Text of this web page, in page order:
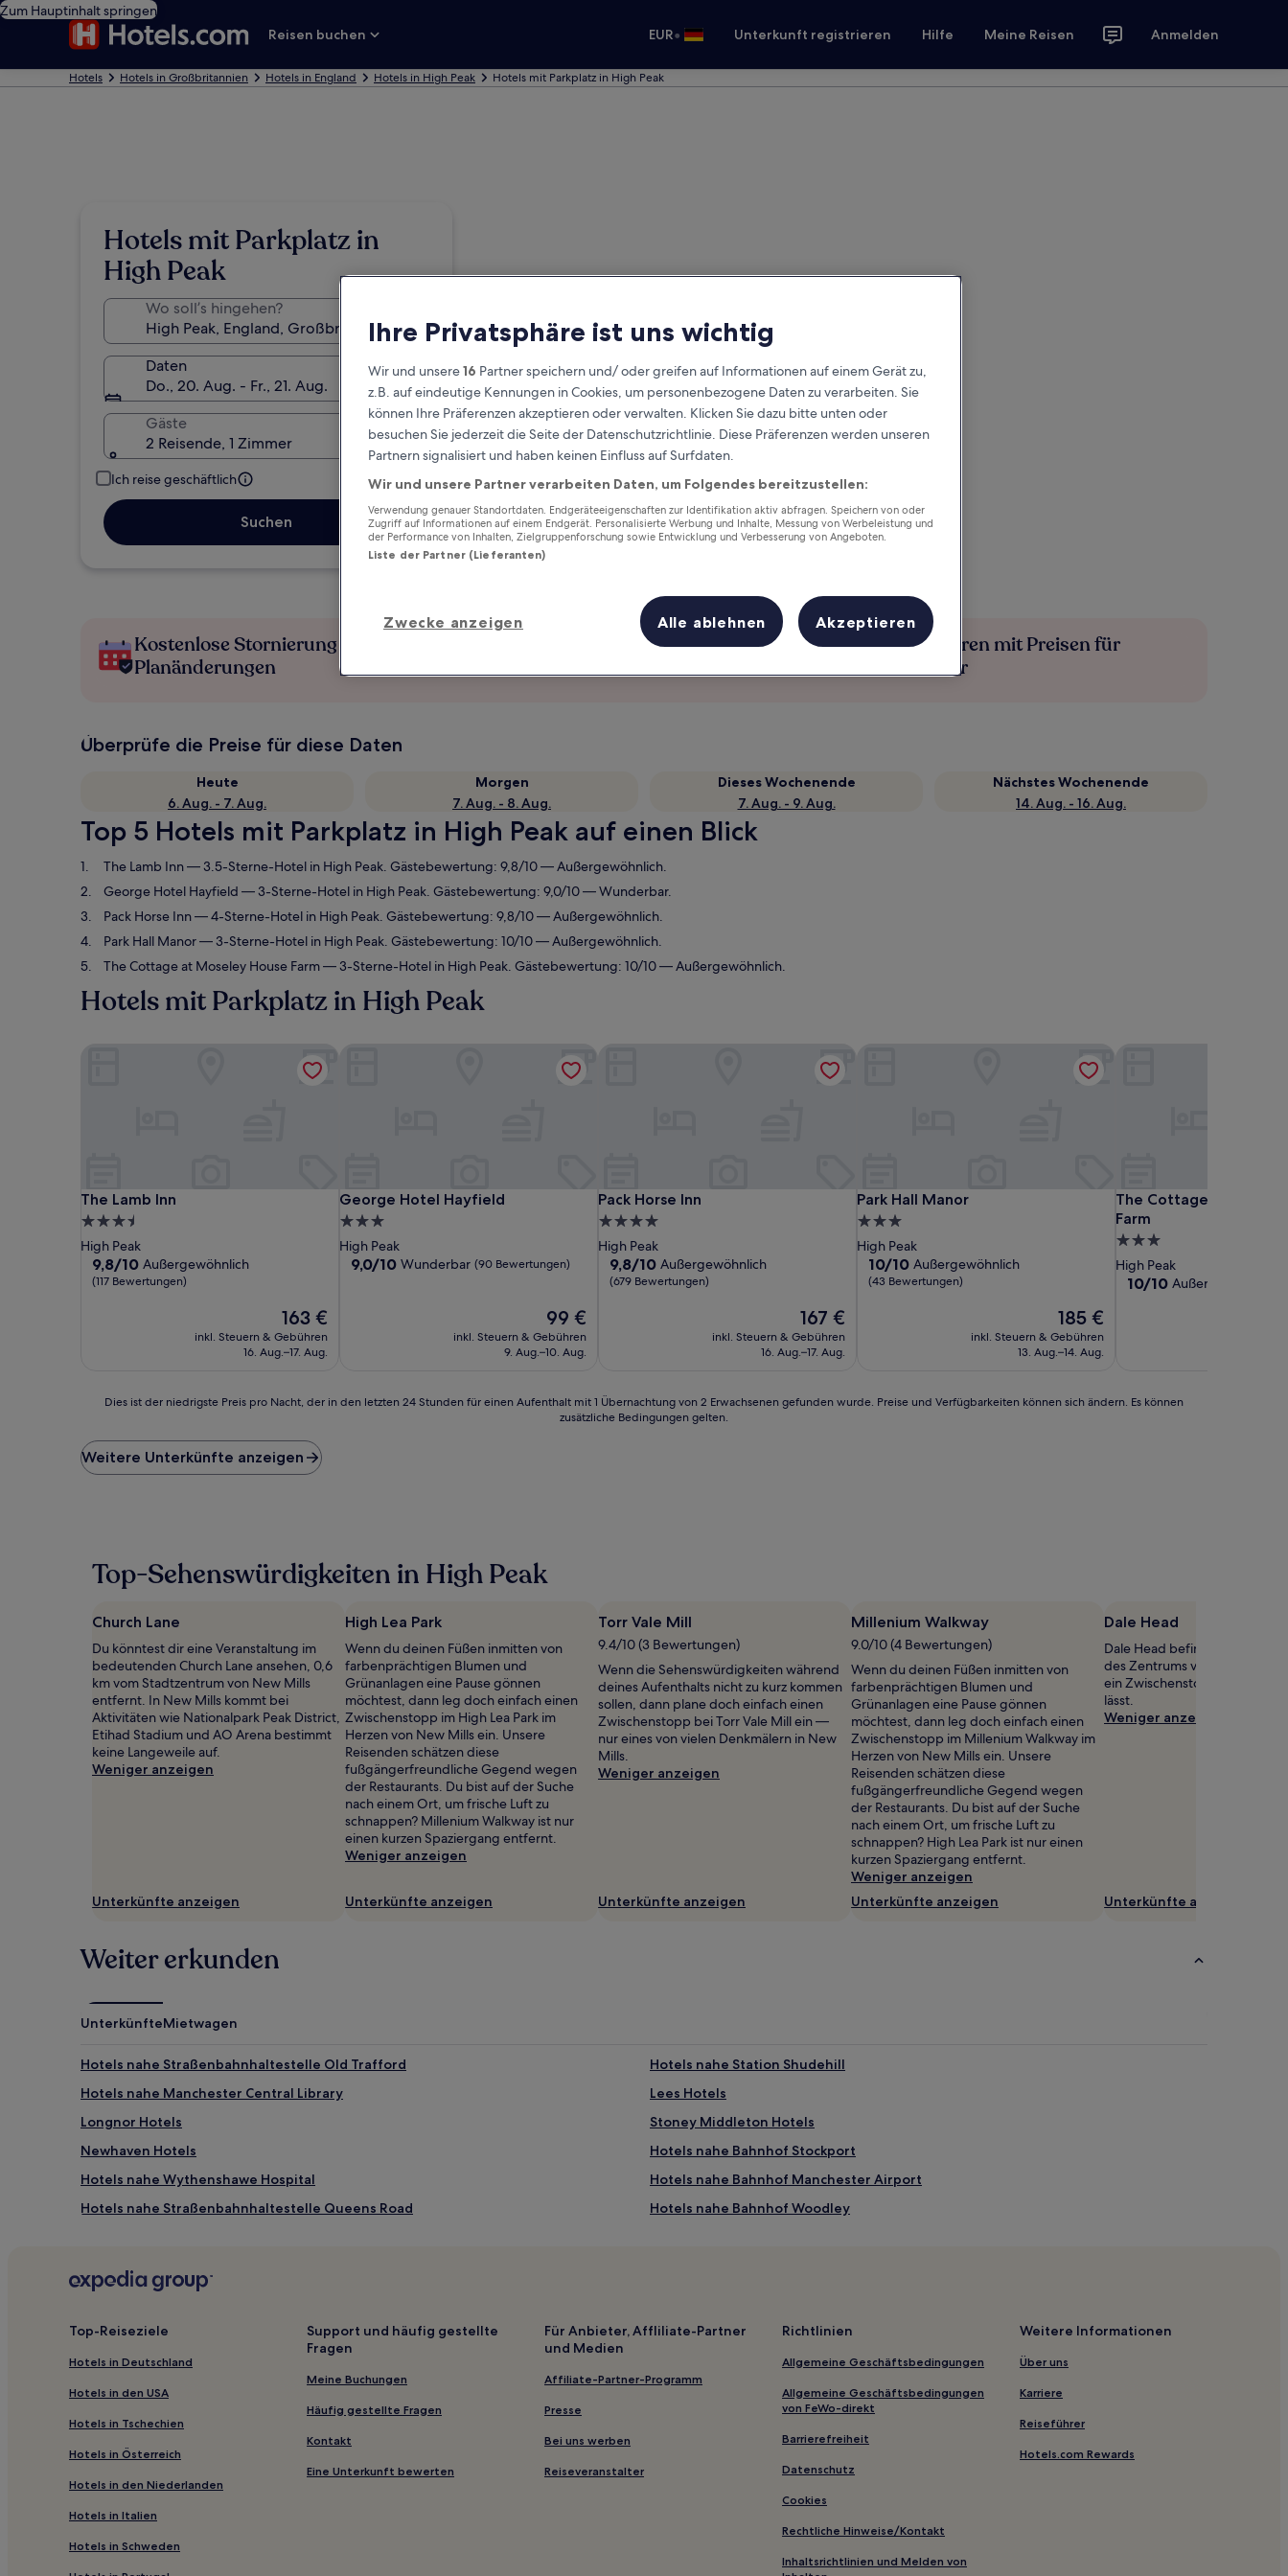
Zum Hauptinhalt springen
Reisen buchen
EUR• Unterkunft registrieren Hilfe Meine Reisen Anmelden
Hotels Hotels in Großbritannien Hotels in England Hotels in High Peak Hotels mit Parkplatz in High Peak
Hotels mit Parkplatz in
High Peak
Wo soll’s hingehen?
Daten
Do., 20. Aug. - Fr., 21. Aug.
Gäste
2 Reisende, 1 Zimmer
Ich reise geschäftlich
Suchen
Kostenlose Stornierung bei
Planänderungen
Verdiene Prämien für jede
Mehr sparen mit Preisen für
Mitglieder
Überprüfe die Preise für diese Daten
Heute
6. Aug. - 7. Aug.
Morgen
7. Aug. - 8. Aug.
Dieses Wochenende
7. Aug. - 9. Aug.
Nächstes Wochenende
14. Aug. - 16. Aug.
Top 5 Hotels mit Parkplatz in High Peak auf einen Blick
The Lamb Inn— 3.5-Sterne-Hotel in High Peak. Gästebewertung: 9,8/10 — Außergewöhnlich.
George Hotel Hayfield — 3-Sterne-Hotel in High Peak. Gästebewertung: 9,0/10 — Wunderbar.
Pack Horse Inn— 4-Sterne-Hotel in High Peak. Gästebewertung: 9,8/10 — Außergewöhnlich.
Park Hall Manor— 3-Sterne-Hotel in High Peak. Gästebewertung: 10/10 — Außergewöhnlich.
The Cottage at Moseley House Farm— 3-Sterne-Hotel in High Peak. Gästebewertung: 10/10 — Außergewöhnlich.
Hotels mit Parkplatz in High Peak
The Lamb Inn
The Lamb Inn
3.5-
Sterne-
Unterkunft
High Peak
9.8
von
9,8/10 Außergewöhnlich
(117 Bewertungen)
Der
Preis
beträgt
163 €
inkl. Steuern & Gebühren
16. Aug.–17. Aug.
George Hotel Hayfield
George Hotel Hayfield
3.0-
Sterne-
Unterkunft
High Peak
9.0
9,0/10 Wunderbar (90 Bewertungen)
Der
Preis
beträgt
99 €
inkl. Steuern & Gebühren
9. Aug.–10. Aug.
Pack Horse Inn
Pack Horse Inn
4.0-
Sterne-
Unterkunft
High Peak
9.8
von
9,8/10 Außergewöhnlich
(679 Bewertungen)
Der
Preis
beträgt
167 €
inkl. Steuern & Gebühren
16. Aug.–17. Aug.
Park Hall Manor
Park Hall Manor
3.0-
Sterne-
Unterkunft
High Peak
10.0
von
10/10 Außergewöhnlich
(43 Bewertungen)
Der
Preis
beträgt
185 €
inkl. Steuern & Gebühren
13. Aug.–14. Aug.
The Cottage at
Farm
The Cottage at Moseley
3.0-
Sterne-
Unterkunft
High Peak
10.0
10/10 Außergewöhnlich
der
niedrigste
Preis
letzten
24 Stunden
einen
Aufenthalt
mit
1 Übernachtung
von
2 Erwachsenen
gefunden
wurde.
Preise
und
zusätzliche
Dies ist der niedrigste Preis pro Nacht, der in den letzten 24 Stunden für einen Aufenthalt mit 1 Übernachtung von 2 Erwachsenen gefunden wurde. Preise und Verfügbarkeiten können sich ändern. Es können
zusätzliche Bedingungen gelten.
Weitere Unterkünfte anzeigen
Top-Sehenswürdigkeiten in High Peak
Church Lane
Du könntest dir eine Veranstaltung im
bedeutenden Church Lane ansehen, 0,6
km vom Stadtzentrum von New Mills
entfernt. In New Mills kommt bei
Aktivitäten wie Nationalpark Peak District,
Etihad Stadium und AO Arena bestimmt
keine Langeweile auf.
Weniger anzeigen
Unterkünfte anzeigen
High Lea Park
Wenn du deinen Füßen inmitten von
farbenprächtigen Blumen und
Grünanlagen eine Pause gönnen
möchtest, dann leg doch einfach einen
Zwischenstopp im High Lea Park im
Herzen von New Mills ein. Unsere
Reisenden schätzen diese
fußgängerfreundliche Gegend wegen
der Restaurants. Du bist auf der Suche
nach einem Ort, um frische Luft zu
schnappen? Millenium Walkway ist nur
einen kurzen Spaziergang entfernt.
Weniger anzeigen
Unterkünfte anzeigen
Torr Vale Mill
9.4/10 (3 Bewertungen)
Wenn die Sehenswürdigkeiten während
deines Aufenthalts nicht zu kurz kommen
sollen, dann plane doch einfach einen
Zwischenstopp bei Torr Vale Mill ein —
nur eines von vielen Denkmälern in New
Mills.
Weniger anzeigen
Unterkünfte anzeigen
Millenium Walkway
9.0/10 (4 Bewertungen)
Wenn du deinen Füßen inmitten von
farbenprächtigen Blumen und
Grünanlagen eine Pause gönnen
möchtest, dann leg doch einfach einen
Zwischenstopp im Millenium Walkway im
Herzen von New Mills ein. Unsere
Reisenden schätzen diese
fußgängerfreundliche Gegend wegen
der Restaurants. Du bist auf der Suche
nach einem Ort, um frische Luft zu
schnappen? High Lea Park ist nur einen
kurzen Spaziergang entfernt.
Weniger anzeigen
Unterkünfte anzeigen
Dale Head
Dale Head befindet sich 6,4
des Zentrums von High Peak,
ein Zwischenstopp
lässt.
Weniger anzeigen
Unterkünfte anzeigen
Weiter erkunden
UnterkünfteMietwagen
Hotels nahe Straßenbahnhaltestelle Old Trafford
Hotels nahe Station Shudehill
Hotels nahe Manchester Central Library
Lees Hotels
Longnor Hotels
Stoney Middleton Hotels
Newhaven Hotels
Hotels nahe Bahnhof Stockport
Hotels nahe Wythenshawe Hospital
Hotels nahe Bahnhof Manchester Airport
Hotels nahe Straßenbahnhaltestelle Queens Road
Hotels nahe Bahnhof Woodley
Cheadle Hulme Hotels
Hotels nahe National Football Museum
Manchester Hotels
Hotels nahe Bahnhof Levenshulme
Hotels nahe University of Salford
Hotels nahe HOME Theater Manchester
Hotels nahe Wythenshawe
Sheffield District: Hotels
Ashley Hotels
Hotels nahe Bahnhof Chinley
Wythenshawe Hotels
Clayton Hotels
Top-Reiseziele
Hotels in Deutschland
Hotels in den USA
Hotels in Tschechien
Hotels in Österreich
Hotels in den Niederlanden
Hotels in Italien
Hotels in Schweden
Support und häufig gestellte
Fragen
Meine Buchungen
Häufig gestellte Fragen
Kontakt
Eine Unterkunft bewerten
Für Anbieter, Affliliate-Partner
und Medien
Affiliate-Partner-Programm
Presse
Bei uns werben
Reiseveranstalter
Richtlinien
Allgemeine Geschäftsbedingungen
Allgemeine Geschäftsbedingungen
von FeWo-direkt
Barrierefreiheit
Datenschutz
Cookies
Rechtliche Hinweise/Kontakt
Inhaltsrichtlinien und Melden von
Weitere Informationen
Über uns
Karriere
Reiseführer
Hotels.com Rewards
Ihre Privatsphäre ist uns wichtig
Wir und unsere16 Partner speichern und/ oder greifen auf Informationen auf einem Gerät zu,
z.B. auf eindeutige Kennungen in Cookies, um personenbezogene Daten zu verarbeiten. Sie
können Ihre Präferenzen akzeptieren oder verwalten. Klicken Sie dazu bitte unten oder
besuchen Sie jederzeit die Seite der Datenschutzrichtlinie. Diese Präferenzen werden unseren
Partnern signalisiert und haben keinen Einfluss auf Surfdaten.
Wir und unsere Partner verarbeiten Daten, um Folgendes bereitzustellen:
Verwendung genauer Standortdaten. Endgeräteeigenschaften zur Identifikation aktiv abfragen. Speichern von oder
Zugriff auf Informationen auf einem Endgerät. Personalisierte Werbung und Inhalte, Messung von Werbeleistung und
der Performance von Inhalten, Zielgruppenforschung sowie Entwicklung und Verbesserung von Angeboten.
Liste der Partner (Lieferanten)
Zwecke anzeigen Alle ablehnen Akzeptieren